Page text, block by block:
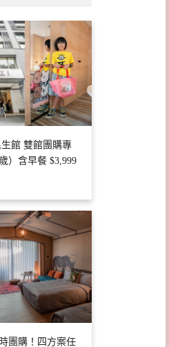
館 雙館團購專
）含早餐 $3,999
團購！四方案任